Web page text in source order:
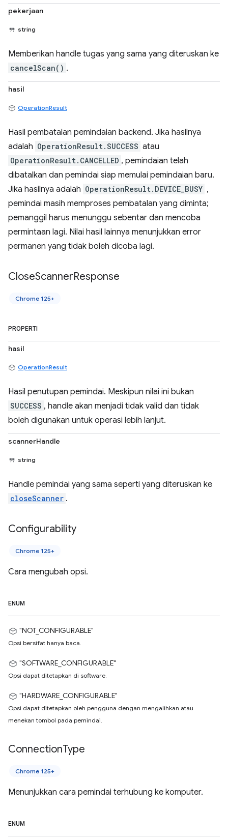
pekerjaan
string
Memberikan handle tugas yang sama yang diteruskan ke
cancelScan() .
hasil
OperationResult
Hasil pembatalan pemindaian backend. Jika hasilnya
adalah OperationResult.SUCCESS atau
OperationResult.CANCELLED , pemindaian telah
dibatalkan dan pemindai siap memulai pemindaian baru.
Jika hasilnya adalah OperationResult.DEVICE_BUSY ,
pemindai masih memproses pembatalan yang diminta;
pemanggil harus menunggu sebentar dan mencoba
permintaan lagi. Nilai hasil lainnya menunjukkan error
permanen yang tidak boleh dicoba lagi.
CloseScannerResponse
Chrome 125+
PROPERTI
hasil
OperationResult
Hasil penutupan pemindai. Meskipun nilai ini bukan
SUCCESS , handle akan menjadi tidak valid dan tidak
boleh digunakan untuk operasi lebih lanjut.
scannerHandle
string
Handle pemindai yang sama seperti yang diteruskan ke
closeScanner .
Configurability
Chrome 125+
Cara mengubah opsi.
ENUM
"NOT_CONFIGURABLE"
Opsi bersifat hanya baca.
"SOFTWARE_CONFIGURABLE"
Opsi dapat ditetapkan di software.
"HARDWARE_CONFIGURABLE"
Opsi dapat ditetapkan oleh pengguna dengan mengalihkan atau
menekan tombol pada pemindai.
ConnectionType
Chrome 125+
Menunjukkan cara pemindai terhubung ke komputer.
ENUM